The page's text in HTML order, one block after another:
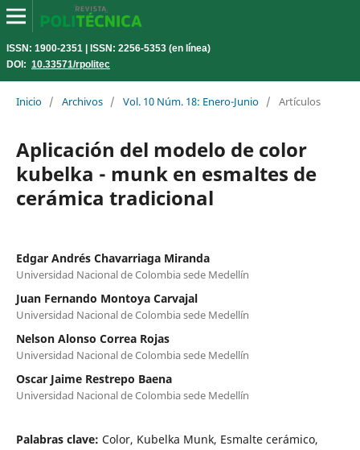
ISSN: 1900-2351 | ISSN: 2256-5353 (en línea)
DOI: 10.33571/rpolitec
Inicio / Archivos / Vol. 10 Núm. 18: Enero-Junio / Artículos
Aplicación del modelo de color
kubelka - munk en esmaltes de
cerámica tradicional
Edgar Andrés Chavarriaga Miranda
Universidad Nacional de Colombia sede Medellín
Juan Fernando Montoya Carvajal
Universidad Nacional de Colombia sede Medellín
Nelson Alonso Correa Rojas
Universidad Nacional de Colombia sede Medellín
Oscar Jaime Restrepo Baena
Universidad Nacional de Colombia sede Medellín
Palabras clave: Color, Kubelka Munk, Esmalte cerámico,